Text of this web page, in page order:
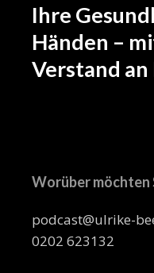
Ihre
Händen –
Verstand
Worüber möchten
podcast@ulrike-
0202 623132